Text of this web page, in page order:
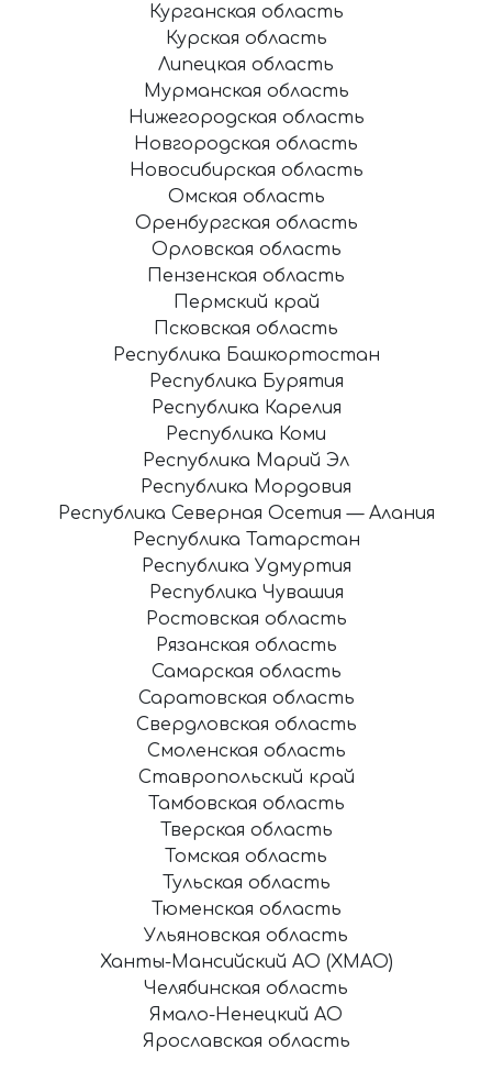
Курганская область
Курская область
Липецкая область
Мурманская область
Нижегородская область
Новгородская область
Новосибирская область
Омская область
Оренбургская область
Орловская область
Пензенская область
Пермский край
Псковская область
Республика Башкортостан
Республика Бурятия
Республика Карелия
Республика Коми
Республика Марий Эл
Республика Мордовия
Республика Северная Осетия — Алания
Республика Татарстан
Республика Удмуртия
Республика Чувашия
Ростовская область
Рязанская область
Самарская область
Саратовская область
Свердловская область
Смоленская область
Ставропольский край
Тамбовская область
Тверская область
Томская область
Тульская область
Тюменская область
Ульяновская область
Ханты-Мансийский АО (ХМАО)
Челябинская область
Ямало-Ненецкий АО
Ярославская область